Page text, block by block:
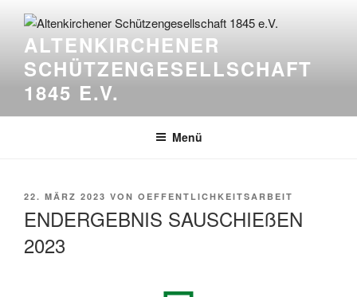
ALTENKIRCHENER
SCHÜTZENGESELLSCHAFT
1845 E.V.
Menü
22. MÄRZ 2023 VON OEFFENTLICHKEITSARBEIT
ENDERGEBNIS SAUSCHIEßEN
2023